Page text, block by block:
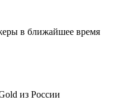
в ближайшее время
из России